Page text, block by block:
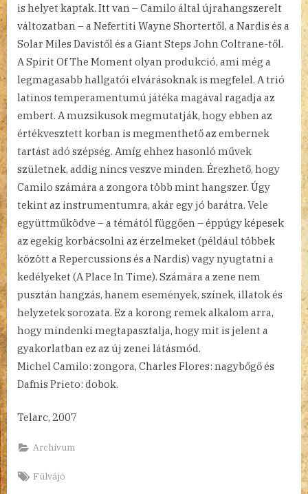
is helyet kaptak. Itt van – Camilo által újrahangszerelt
változatban – a Nefertiti Wayne Shortertől, a Nardis és a
Solar Miles Davistől és a Giant Steps John Coltrane-től.
A Spirit Of The Moment olyan produkció, ami még a
legmagasabb hallgatói elvárásoknak is megfelel. A trió
latinos temperamentumú játéka magával ragadja az
embert. A muzsikusok megmutatják, hogy ebben az
értékvesztett korban is megmenthető az embernek
tartást adó szépség. Amíg ehhez hasonló művek
születnek, addig nincs veszve minden. Érezhető, hogy
Camilo számára a zongora több mint hangszer. Úgy
tekint az instrumentumra, akár egy jó barátra. Vele
együttműködve – a témától függően – éppúgy képesek
az egekig korbácsolni az érzelmeket (például többek
között a Repercussions és a Nardis) vagy nyugtatni a
kedélyeket (A Place In Time). Számára a zene nem
pusztán hangzás, hanem események, színek, illatok és
helyzetek sorozata. Ez a korong remek alkalom arra,
hogy mindenki megtapasztalja, hogy mit is jelent a
gyakorlatban ez az új zenei látásmód.
Michel Camilo: zongora, Charles Flores: nagybőgő és
Dafnis Prieto: dobok.
Telarc, 2007
Archívum
Tags:
Fülvájó